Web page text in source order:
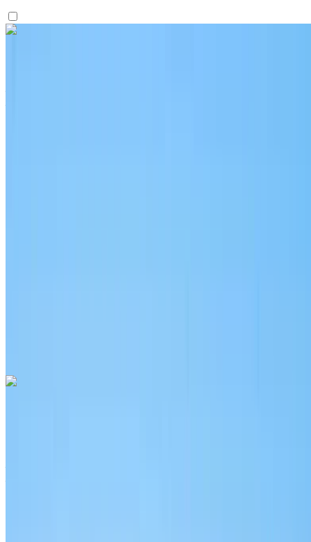
Vous aimez ce que vous voyez ?